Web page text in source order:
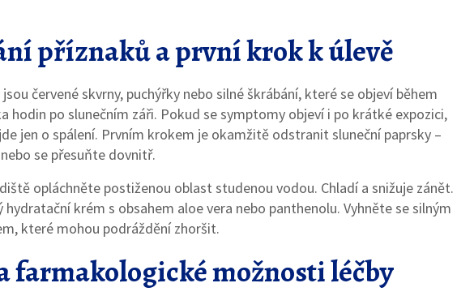
příznaků a první krok k úlevě
červené skvrny, puchýřky nebo silné škrábání, které se objeví během
hodin po slunečním záři. Pokud se symptomy objeví i po krátké expozici,
jen o spálení. Prvním krokem je okamžitě odstranit sluneční paprsky –
se přesuňte dovnitř.
opláchněte postiženou oblast studenou vodou. Chladí a snižuje zánět.
hydratační krém s obsahem aloe vera nebo panthenolu. Vyhněte se silným
které mohou podráždění zhoršit.
farmakologické možnosti léčby